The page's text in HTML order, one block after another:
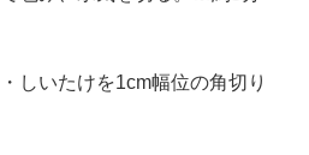
しいたけを1cm幅位の角切り